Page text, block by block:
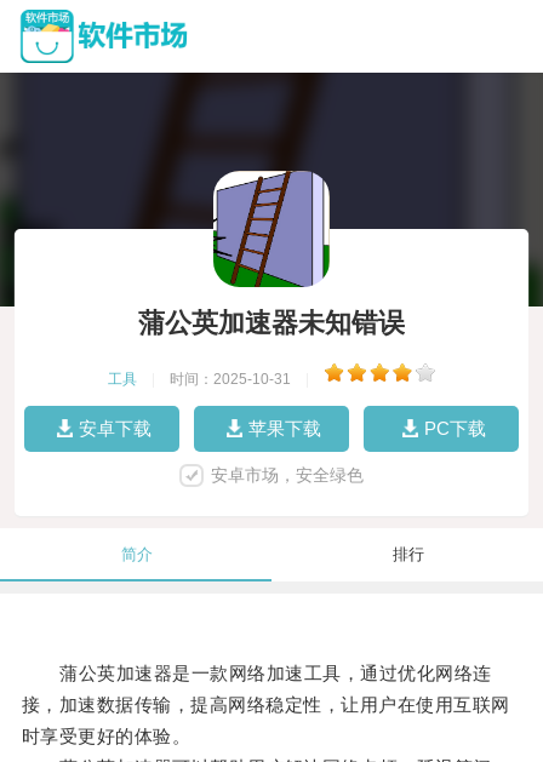
蒲公英加速器未知错误
工具 时间：2025-10-31
安卓下载 苹果下载 PC下载
安卓市场，安全绿色
简介 排行
蒲公英加速器是一款网络加速工具，通过优化网络连
接，加速数据传输，提高网络稳定性，让用户在使用互联网
时享受更好的体验。